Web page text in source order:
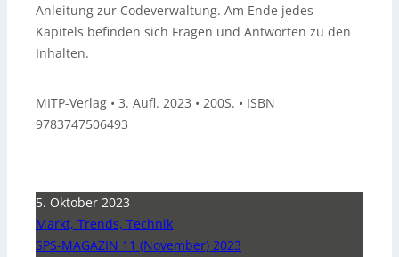
Anleitung zur Codeverwaltung. Am Ende jedes
Kapitels befinden sich Fragen und Antworten zu den
Inhalten.
MITP-Verlag • 3. Aufl. 2023 • 200S. • ISBN
9783747506493
5. Oktober 2023
Markt, Trends, Technik
SPS-MAGAZIN 11 (November) 2023